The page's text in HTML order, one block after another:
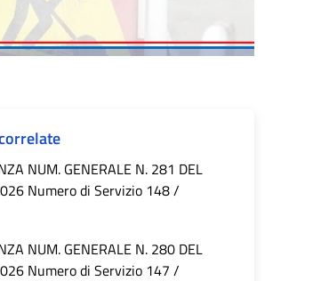
NUM. GENERALE N. 281 DEL
Numero di Servizio 148 /
NUM. GENERALE N. 280 DEL
Numero di Servizio 147 /